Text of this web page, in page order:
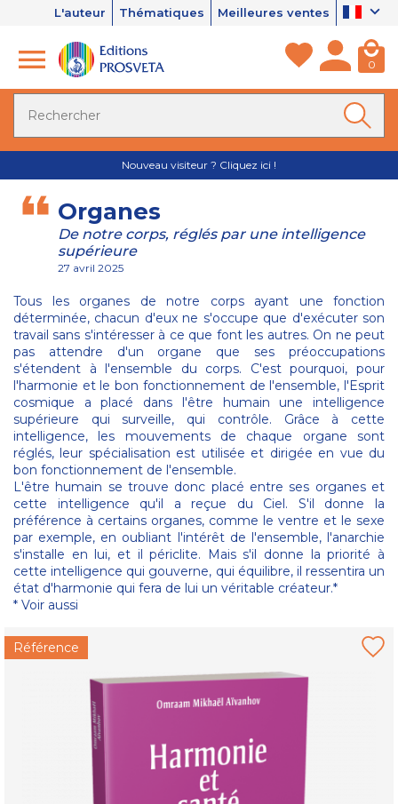
L'auteur Thématiques Meilleures ventes
0
Nouveau visiteur ? Cliquez ici !
Organes
De notre corps, réglés par une intelligence
supérieure
27 avril 2025
Tous les organes de notre corps ayant une fonction
déterminée, chacun d'eux ne s'occupe que d'exécuter son
travail sans s'intéresser à ce que font les autres. On ne peut
pas attendre d'un organe que ses préoccupations
s'étendent à l'ensemble du corps. C'est pourquoi, pour
l'harmonie et le bon fonctionnement de l'ensemble, l'Esprit
cosmique a placé dans l'être humain une intelligence
supérieure qui surveille, qui contrôle. Grâce à cette
intelligence, les mouvements de chaque organe sont
réglés, leur spécialisation est utilisée et dirigée en vue du
bon fonctionnement de l'ensemble.
L'être humain se trouve donc placé entre ses organes et
cette intelligence qu'il a reçue du Ciel. S'il donne la
préférence à certains organes, comme le ventre et le sexe
par exemple, en oubliant l'intérêt de l'ensemble, l'anarchie
s'installe en lui, et il périclite. Mais s'il donne la priorité à
cette intelligence qui gouverne, qui équilibre, il ressentira un
état d'harmonie qui fera de lui un véritable créateur.*
* Voir aussi
Référence